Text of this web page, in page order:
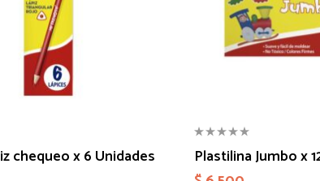
chequeo x 6 Unidades
Plastilina Jumbo x